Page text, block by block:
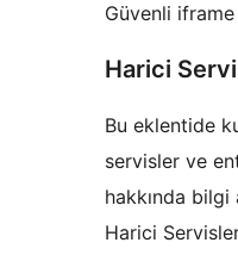
Güvenli
Harici
Bu eklentide
servisler ve
hakkında
Harici